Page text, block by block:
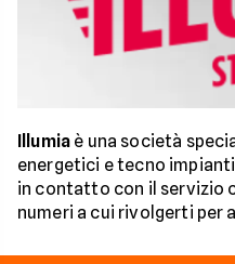
Illumia è una società
energetici e tecno
in contatto con il servizio
numeri a cui rivolgerti per